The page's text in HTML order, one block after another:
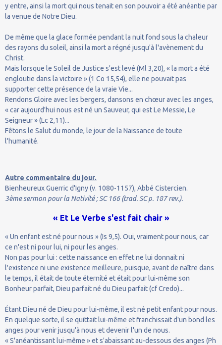
y entre, ainsi la mort qui nous tenait en son pouvoir a été anéantie par
la venue de Notre Dieu.
De même que la glace formée pendant la nuit fond sous la chaleur
des rayons du soleil, ainsi la mort a régné jusqu'à l'avènement du
Christ.
Mais lorsque le Soleil de Justice s'est levé (Ml 3,20), « la mort a été
engloutie dans la victoire » (1 Co 15,54), elle ne pouvait pas
supporter cette présence de la vraie Vie...
Rendons Gloire avec les bergers, dansons en chœur avec les anges,
« car aujourd'hui nous est né un Sauveur, qui est Le Messie, Le
Seigneur » (Lc 2,11)...
Fêtons le Salut du monde, le jour de la Naissance de toute
l'humanité.
Autre commentaire du jour.
Bienheureux Guerric d'Igny (v. 1080-1157), Abbé Cistercien.
3ème sermon pour la Nativité ; SC 166 (trad. SC p. 187 rev.).
« Et Le Verbe s'est fait chair »
« Un enfant est né pour nous » (Is 9,5). Oui, vraiment pour nous, car
ce n'est ni pour lui, ni pour les anges.
Non pas pour lui : cette naissance en effet ne lui donnait ni
l'existence ni une existence meilleure, puisque, avant de naître dans
le temps, il était de toute éternité et était pour lui-même son
Bonheur parfait, Dieu parfait né du Dieu parfait (cf Credo)...
Étant Dieu né de Dieu pour lui-même, il est né petit enfant pour nous.
En quelque sorte, il se quittait lui-même et franchissait d'un bond les
anges pour venir jusqu'à nous et devenir l'un de nous.
« S'anéantissant lui-même » et s'abaissant au-dessous des anges (Ph